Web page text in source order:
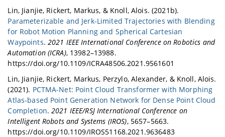
Lin, Jianjie, Rickert, Markus, & Knoll, Alois. (2021b).
Parameterizable and Jerk-Limited Trajectories with Blending
for Robot Motion Planning and Spherical Cartesian
Waypoints. 2021 IEEE International Conference on Robotics and
Automation (ICRA), 13982–13988.
https://doi.org/10.1109/ICRA48506.2021.9561601
Lin, Jianjie, Rickert, Markus, Perzylo, Alexander, & Knoll, Alois.
(2021). PCTMA-Net: Point Cloud Transformer with Morphing
Atlas-based Point Generation Network for Dense Point Cloud
Completion.2021 IEEE/RSJ International Conference on
Intelligent Robots and Systems (IROS), 5657–5663.
https://doi.org/10.1109/IROS51168.2021.9636483